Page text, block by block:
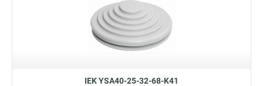
IEK YSA40-25-32-68-K41